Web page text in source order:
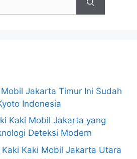
Jakarta Timur Ini Sudah
Indonesia
Kaki Mobil Jakarta yang
Deteksi Modern
Kaki Mobil Jakarta Utara